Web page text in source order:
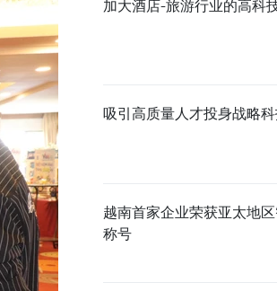
加大酒店-旅游行业的高科
吸引高质量人才投身战略
越南首家企业荣获亚太地
称号